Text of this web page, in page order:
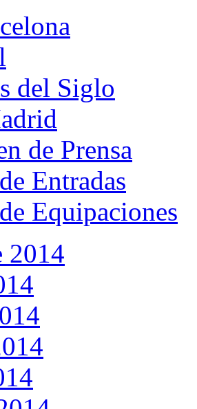
del Siglo
de Prensa
Entradas
Equipaciones
2014